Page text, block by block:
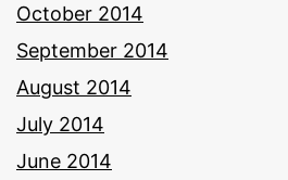
October 2014
September 2014
August 2014
July 2014
June 2014